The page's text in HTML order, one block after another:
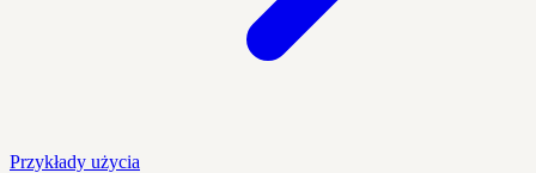
Przykłady użycia